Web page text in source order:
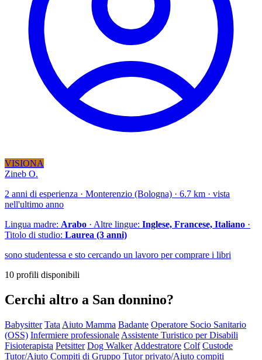
VISIONA
Zineb O.
2 anni di esperienza · Monterenzio (Bologna) · 6.7 km · vista
nell'ultimo anno
Lingua madre: Arabo · Altre lingue: Inglese, Francese, Italiano ·
Titolo di studio: Laurea (3 anni)
sono studentessa e sto cercando un lavoro per comprare i libri
10 profili disponibili
Cerchi altro a San donnino?
Babysitter Tata Aiuto Mamma Badante Operatore Socio Sanitario
(OSS) Infermiere professionale Assistente Turistico per Disabili
Fisioterapista Petsitter Dog Walker Addestratore Colf Custode
Tutor/Aiuto Compiti di Gruppo Tutor privato/Aiuto compiti